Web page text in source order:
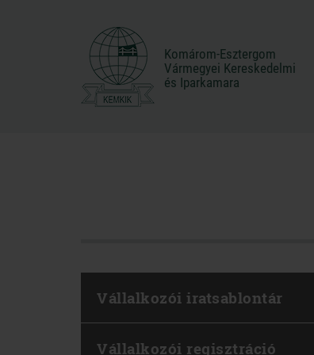
Komárom-Esztergom
Vármegyei Kereskedelmi
és Iparkamara
Komárom-Esztergom
Vármegyei Kereskedelmi
és Iparkamara
Vállalkozói iratsablontár
Vállalkozói regisztráció